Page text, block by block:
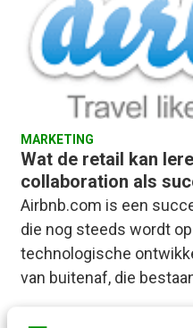
MARKETING
Wat de retail kan
collaboration als
Airbnb.com is een
die nog steeds wordt
technologische
van buitenaf, die